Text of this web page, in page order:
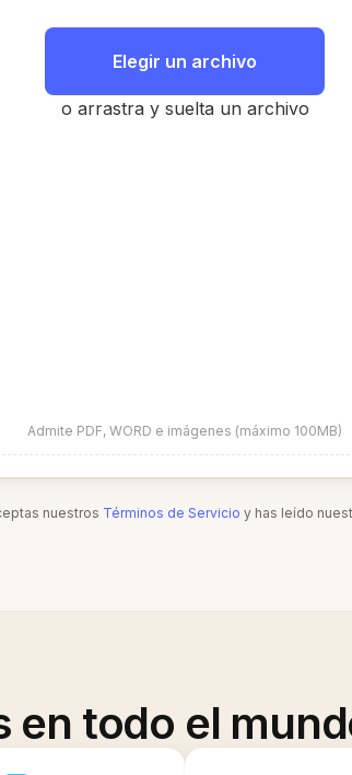
Elegir un archivo
o arrastra y suelta un archivo
Admite PDF, WORD e imágenes (máximo 100MB)
nuestros Términos de Servicio y has leído
en todo el